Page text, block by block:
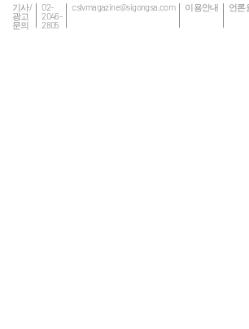
기사/
광고
문의
02-
2046-
2805
cslvmagazine@sigongsa.com 이용안내 언론